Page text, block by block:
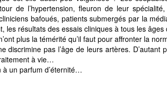
de l’hypertension, fleuron de leur
bafoués, patients submergés par la
les résultats des essais cliniques à tous les âges
plus la témérité qu’il faut pour affronter la
discrimine pas l’âge de leurs artères. D’autant
à vie…
à un parfum d’éternité…